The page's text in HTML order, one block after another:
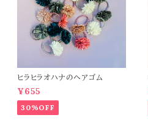
ヒラヒラオハナのヘアゴム
¥655
30%OFF